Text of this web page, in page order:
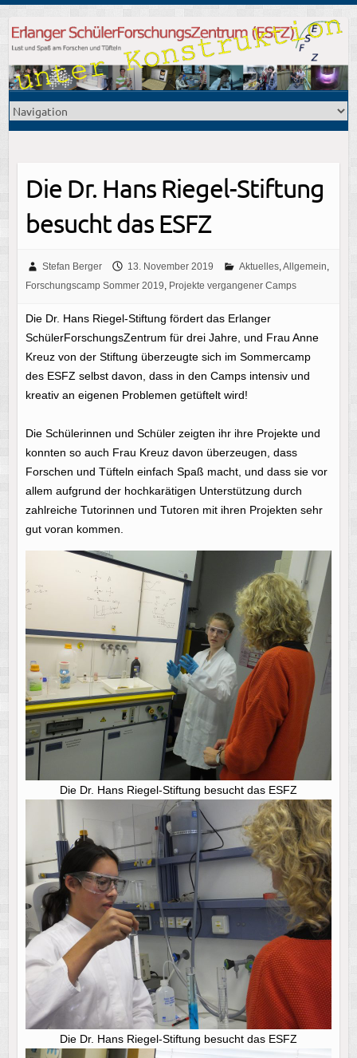
Die Dr. Hans Riegel-Stiftung
besucht das ESFZ
Stefan Berger 13. November 2019 Aktuelles,Allgemein,
Forschungscamp Sommer 2019, Projekte vergangener Camps
Die Dr. Hans Riegel-Stiftung fördert das Erlanger
SchülerForschungsZentrum für drei Jahre, und Frau Anne
Kreuz von der Stiftung überzeugte sich im Sommercamp
des ESFZ selbst davon, dass in den Camps intensiv und
kreativ an eigenen Problemen getüftelt wird!
Die Schülerinnen und Schüler zeigten ihr ihre Projekte und
konnten so auch Frau Kreuz davon überzeugen, dass
Forschen und Tüfteln einfach Spaß macht, und dass sie vor
allem aufgrund der hochkarätigen Unterstützung durch
zahlreiche Tutorinnen und Tutoren mit ihren Projekten sehr
gut voran kommen.
Die Dr. Hans Riegel-Stiftung besucht das ESFZ
Die Dr. Hans Riegel-Stiftung besucht das ESFZ